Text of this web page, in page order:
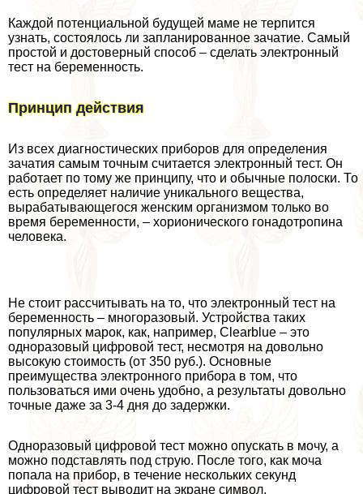
Каждой потенциальной будущей маме не терпится
узнать, состоялось ли запланированное зачатие. Самый
простой и достоверный способ – сделать электронный
тест на беременность.
Принцип действия
Из всех диагностических приборов для определения
зачатия самым точным считается электронный тест. Он
работает по тому же принципу, что и обычные полоски. То
есть определяет наличие уникального вещества,
выpaбатывающегося женским организмом только во
время беременности, – хорионического гонадотропина
человека.
Не стоит рассчитывать на то, что электронный тест на
беременность – многоразовый. Устройства таких
популярных марок, как, например, Clearblue – это
одноразовый цифровой тест, несмотря на довольно
высокую стоимость (от 350 руб.). Основные
преимущества электронного прибора в том, что
пользоваться ими очень удобно, а результаты довольно
точные даже за 3-4 дня до задержки.
Одноразовый цифровой тест можно опускать в мочу, а
можно подставлять под струю. После того, как моча
попала на прибор, в течение нескольких секунд
цифровой тест выводит на экране символ,